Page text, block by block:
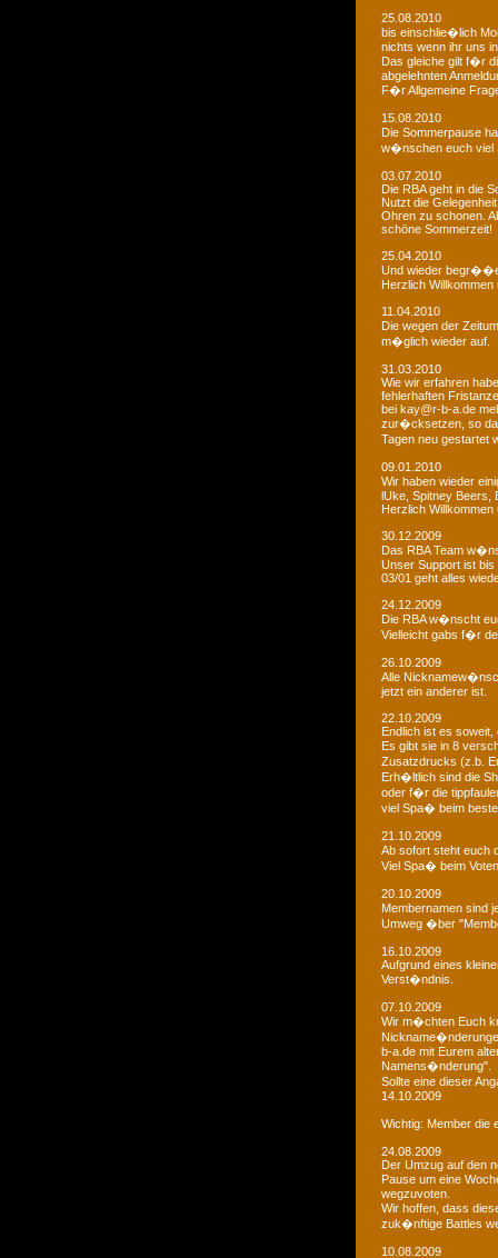
25.08.2010
bis einschlie�lich
nichts wenn ihr uns
Das gleiche gilt f�r
abgelehnten
F�r Allgemeine
15.08.2010
Die Sommerpause
w�nschen euch viel
03.07.2010
Die RBA geht in die
Nutzt die
Ohren zu schonen.
schöne Sommerzeit!
25.04.2010
Und wieder
Herzlich Willkommen
11.04.2010
Die wegen der
m�glich wieder auf.
31.03.2010
Wie wir erfahren
fehlerhaften
bei kay@r-b-a.de
zur�cksetzen, so
Tagen neu gestartet
09.01.2010
Wir haben wieder
lUke, Spitney Beers,
Herzlich Willkommen
30.12.2009
Das RBA Team
Unser Support ist bis
03/01 geht alles
24.12.2009
Die RBA w�nscht
Vielleicht gabs f�r
26.10.2009
Alle
jetzt ein anderer ist.
22.10.2009
Endlich ist es soweit,
Es gibt sie in 8
Zusatzdrucks (z.b.
Erh�ltlich sind die
oder f�r die
viel Spa� beim
21.10.2009
Ab sofort steht euch
Viel Spa� beim
20.10.2009
Membernamen sind
Umweg �ber
16.10.2009
Aufgrund eines
Verst�ndnis.
07.10.2009
Wir m�chten Euch
b-a.de mit Eurem
Namens�nderung".
Sollte eine dieser
14.10.2009
Wichtig: Member die
24.08.2009
Der Umzug auf den
Pause um eine
wegzuvoten.
Wir hoffen, dass
zuk�nftige Battles
10.08.2009